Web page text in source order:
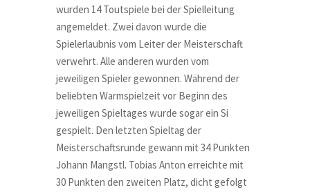
wurden 14 Toutspiele bei der Spielleitung
angemeldet. Zwei davon wurde die
Spielerlaubnis vom Leiter der Meisterschaft
verwehrt. Alle anderen wurden vom
jeweiligen Spieler gewonnen. Während der
beliebten Warmspielzeit vor Beginn des
jeweiligen Spieltages wurde sogar ein Si
gespielt. Den letzten Spieltag der
Meisterschaftsrunde gewann mit 34 Punkten
Johann Mangstl. Tobias Anton erreichte mit
30 Punkten den zweiten Platz, dicht gefolgt